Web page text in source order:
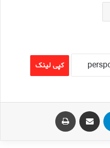
کپی لینک
تلگرام اشتراک گذاری از طریق ایمیل